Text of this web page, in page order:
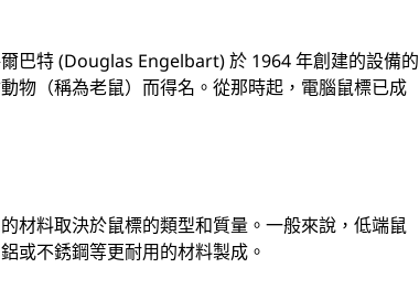
巴特 (Douglas Engelbart) 於 1964 年創建的設備的
物（稱為老鼠）而得名。從那時起，電腦鼠標已成
材料取決於鼠標的類型和質量。一般來說，低端鼠
或不銹鋼等更耐用的材料製成。